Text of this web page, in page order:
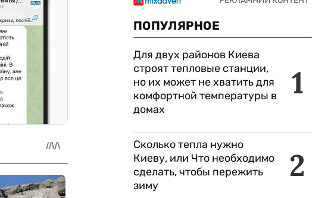
ПОПУЛЯРНОЕ
1
Для двух районов Киева
строят тепловые станции,
но их может не хватить для
комфортной температуры в
домах
2
Сколько тепла нужно
Киеву, или Что необходимо
сделать, чтобы пережить
зиму